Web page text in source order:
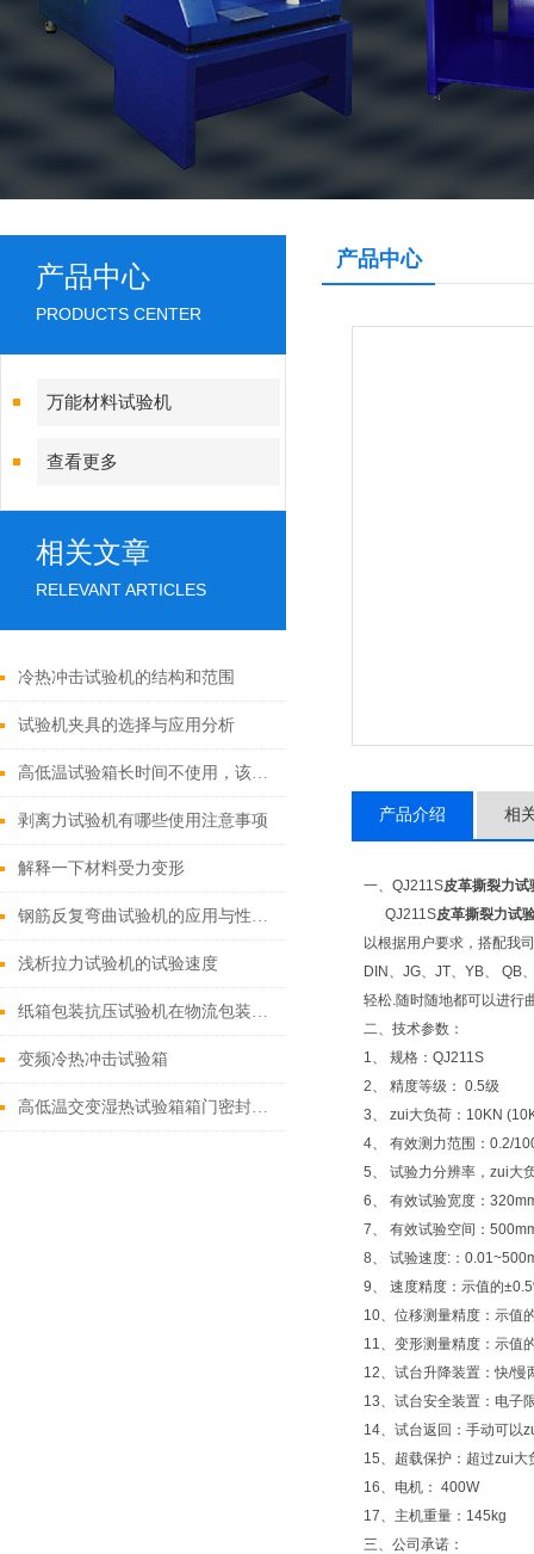
产品中心
PRODUCTS CENTER
万能材料试验机
查看更多
相关文章
RELEVANT ARTICLES
冷热冲击试验机的结构和范围
试验机夹具的选择与应用分析
高低温试验箱长时间不使用，该怎样进行保养呢？
剥离力试验机有哪些使用注意事项
解释一下材料受力变形
钢筋反复弯曲试验机的应用与性能分析
浅析拉力试验机的试验速度
纸箱包装抗压试验机在物流包装质量控制中的应用
变频冷热冲击试验箱
高低温交变湿热试验箱箱门密封条怎么维修
产品中心
产品介绍 相
一、QJ211S皮革撕裂力试
QJ211S皮革撕裂力试
以根据用户要求，搭配我
DIN、JG、JT、YB、 QB
轻松.随时随地都可以进行
二、技术参数：
1、 规格：QJ211S
2、 精度等级： 0.5级
3、 zui大负荷：10KN
4、 有效测力范围：0.2/
5、 试验力分辨率，zui大
6、 有效试验宽度：
7、 有效试验空间：
8、 试验速度:：
9、 速度精度：示值的
10、位移测量精度：示值
11、变形测量精度：示值
12、试台升降装置：快/慢
13、试台安全装置：电子
14、试台返回：手动可以
15、超载保护：超过zui
16、电机： 400W
17、主机重量：145kg
三、公司承诺：